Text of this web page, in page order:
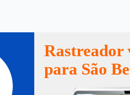
Rastreador
para São